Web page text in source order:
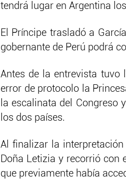
tendrá lugar en Argentina
El Príncipe trasladó a
gobernante de Perú podrá
Antes de la entrevista tuvo
error de protocolo la
la escalinata del Congreso
los dos países.
Al finalizar la
Doña Letizia y recorrió con
que previamente había